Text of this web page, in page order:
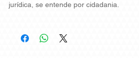
jurídica, se entende por cidadania.